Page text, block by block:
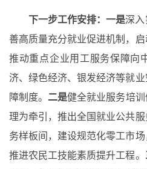
下一步工作安排：一是深入
善高质量充分就业促进机制，启
推动重点企业用工服务保障向
济、绿色经济、银发经济等就
障制度。 二是健全就业服务培训
理为牵引，推出全国就业公共
务样板间， 建设规范化零工市
推进农民工技能素质提升工程。